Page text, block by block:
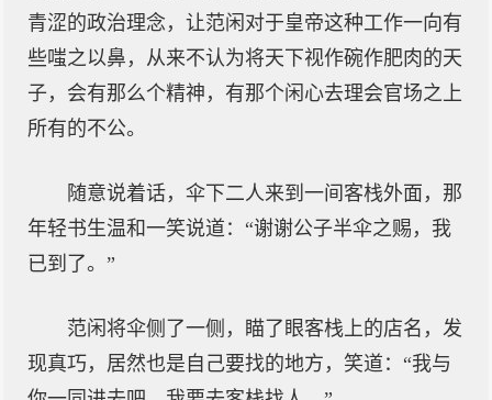
青涩的政治理念，让范闲对于皇帝这种工作一向有
些嗤之以鼻，从来不认为将天下视作碗作肥肉的天
子，会有那么个精神，有那个闲心去理会官场之上
所有的不公。
随意说着话，伞下二人来到一间客栈外面，那
年轻书生温和一笑说道：“谢谢公子半伞之赐，我
已到了。”
范闲将伞侧了一侧，瞄了眼客栈上的店名，发
现真巧，居然也是自己要找的地方，笑道：“我与